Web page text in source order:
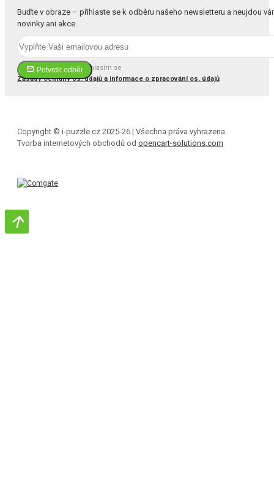
Buďte v obraze – přihlaste se k odběru našeho newsletteru a neujdou
novinky ani akce.
Potvrdit odběr
Četl(a) jsem a souhlasím se
Zásady ochrany os. údajů a informace o zpracování os. údajů
Copyright © i-puzzle.cz 2025-26 | Všechna práva vyhrazena.
Tvorba internetových obchodů od opencart-solutions.com